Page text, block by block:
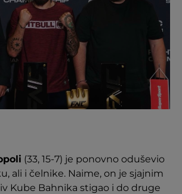
(33, 15-7) je ponovno oduševio
ali i čelnike. Naime, on je sjajnim
Kube Bahnika stigao i do druge